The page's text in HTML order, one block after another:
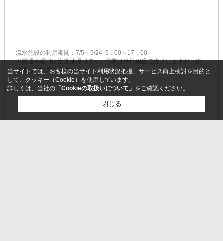
流水施設の利用期間：7/5～9/24 9：00～17：00
※隔週水曜日は定期清掃日です。作業は半日程度で終了しますが、作
業中はご利用できません。
当サイトでは、お客様の当サイト利用状況把握、サービス向上検討を目的と
して、クッキー（Cookie）を使用しています。
詳しくは、当社の 「Cookieの取扱いについて」 をご確認ください。
閉じる